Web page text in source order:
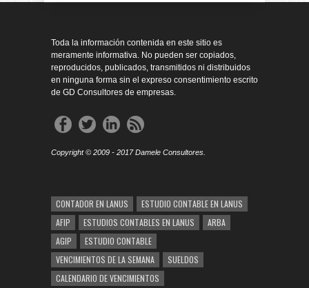
Toda la información contenida en este sitio es
meramente informativa. No pueden ser copiados,
reproducidos, publicados, transmitidos ni distribuidos
en ninguna forma sin el expreso consentimiento escrito
de GD Consultores de empresas.
Copyright © 2009 - 2017 Damele Consultores.
CONTADOR EN LANUS
ESTUDIO CONTABLE EN LANUS
AFIP
ESTUDIOS CONTABLES EN LANUS
ARBA
AGIP
ESTUDIO CONTABLE
VENCIMIENTOS DE LA SEMANA
SUELDOS
CALENDARIO DE VENCIMIENTOS